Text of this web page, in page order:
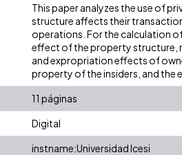
This paper analyzes the use of
structure affects their
operations. For the calculation
effect of the property structure,
and expropriation effects of
property of the insiders, and the
11 páginas
Digital
instname:Universidad Icesi